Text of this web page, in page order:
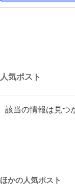
人気ポスト
該当の情報は見つ
ほかの人気ポスト